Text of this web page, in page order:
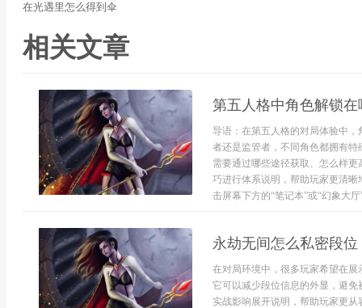
在光遇里怎么得到伞
相关文章
第五人格中角色解锁在
导语：在第五人格的对局体验中
者还是监管者，不同角色都拥有
需要通过哪些途径获取、怎么样
巧进行体系说明，帮助玩家更清
击屏幕下方的“笔记本”或“幻象大
永劫无间怎么私密段位
在对局环境中，很多玩家希望在
它可以减少段位信息的外显，避
实战影响展开说明，帮助玩家更从